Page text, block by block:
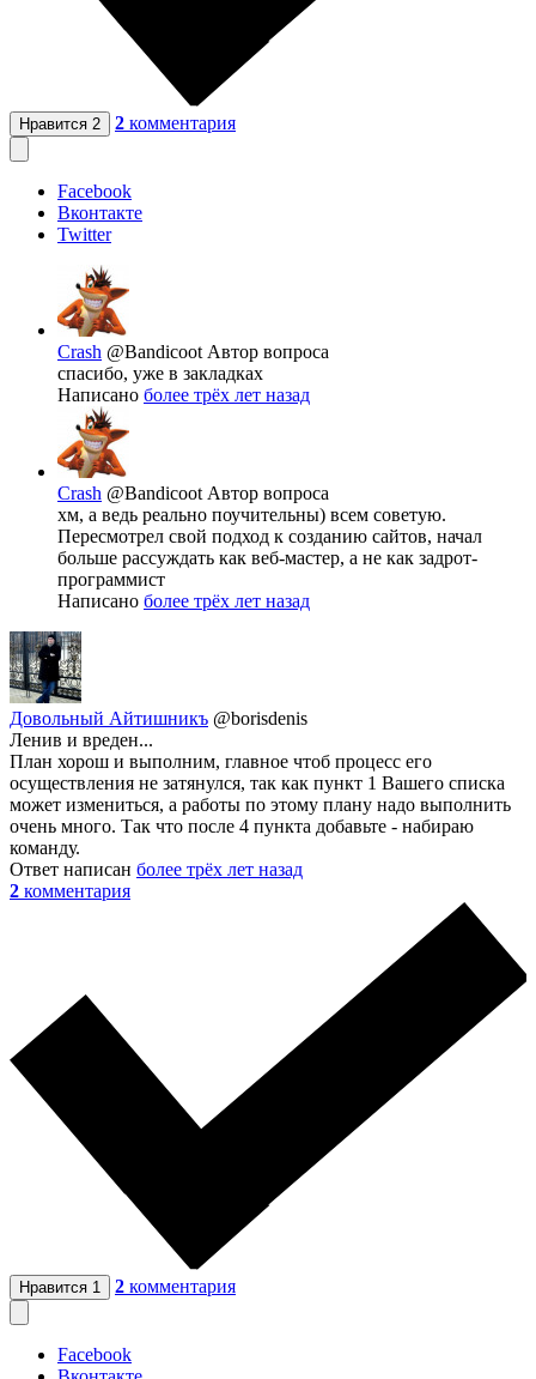
Нравится 2 2 комментария
Facebook
Вконтакте
Twitter
Crash @Bandicoot Автор вопроса
спасибо, уже в закладках
Написано более трёх лет назад
Crash @Bandicoot Автор вопроса
хм, а ведь реально поучительны) всем советую.
Пересмотрел свой подход к созданию сайтов, начал
больше рассуждать как веб-мастер, а не как задрот-
программист
Написано более трёх лет назад
Довольный Айтишникъ @borisdenis
Ленив и вреден...
План хорош и выполним, главное чтоб процесс его
осуществления не затянулся, так как пункт 1 Вашего списка
может измениться, а работы по этому плану надо выполнить
очень много. Так что после 4 пункта добавьте - набираю
команду.
Ответ написан более трёх лет назад
2 комментария
Нравится 1 2 комментария
Facebook